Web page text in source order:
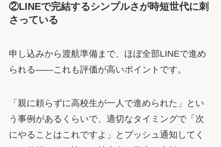
②LINEで完結するシンプルさが時短世代に刺
さっている
申し込みから渡航準備まで、ほぼ全部LINEで進め
られる――これも評価が高いポイントです。
「親に頼らずに高校生が一人で進められた」とい
う事例があるくらいで、適切なタイミングで「次
にやることはこれですよ」とプッシュ通知してく